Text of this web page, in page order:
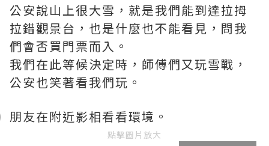
公安說山上很大雪，就是我們能到達拉拇
拉錯觀景台，也是什麼也不能看見，問我
們會否買門票而入。
我們在此等候決定時，師傅們又玩雪戰，
公安也笑著看我們玩。
朋友在附近影相看看環境。
點擊圖片放大